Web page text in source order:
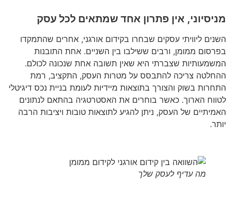
מניסיוני, אין פתרון אחד שמתאים לכל עסק
השנים ליוויתי עסקים שבחרו בקידום אורגני, אחרים שהתמקדו
בפרסום ממומן, ורבים ששילבו בין השניים. אחת התובנות
המשמעותיות שצברתי היא שאין תשובה אחת שנכונה לכולם.
ההחלטה צריכה להתבסס על מטרות העסק, התקציב, רמת
התחרות בשוק והצורך בתוצאות מיידיות לעומת בניית נכס דיגיטלי
לטווח הארוך. כאשר בוחרים את האסטרטגיה בהתאם לנתונים
האמיתיים של העסק, ניתן להגיע לתוצאות טובות ויציבות הרבה
יותר.
מה עדיף לעסק שלך